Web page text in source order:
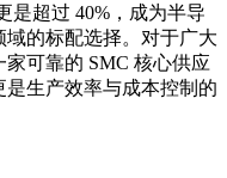
是超过 40%，成为半导
的标配选择。对于广大
可靠的 SMC 核心供应
生产效率与成本控制的